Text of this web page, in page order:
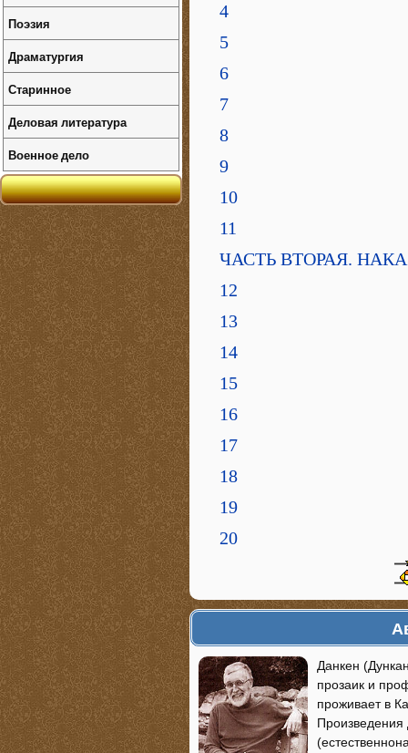
4
5
6
7
8
9
10
11
ЧАСТЬ ВТОРАЯ.
12
13
14
15
16
17
18
19
20
Данкен
прозаик и
проживает в
Поэзия
Драматургия
Старинное
Деловая литература
Военное дело